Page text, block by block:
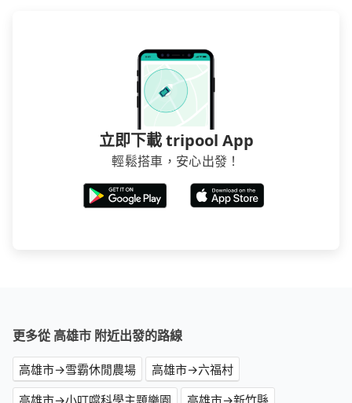
立即下載 tripool App
輕鬆搭車，安心出發！
更多從 高雄市 附近出發的路線
高雄市→雪霸休閒農場
高雄市→六福村